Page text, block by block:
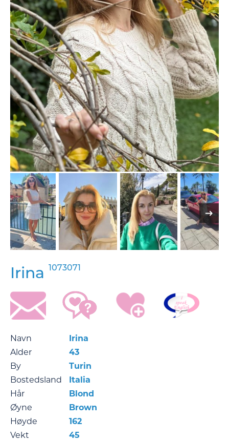
Irina 1073071
Navn
Irina
Alder
43
By
Turin
Bostedsland
Italia
Hår
Blond
Øyne
Brown
Høyde
162
Vekt
45